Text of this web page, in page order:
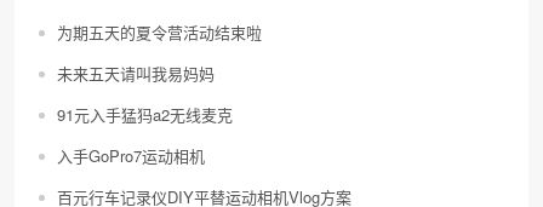
为期五天的夏令营活动结束啦
未来五天请叫我易妈妈
91元入手猛犸a2无线麦克
入手GoPro7运动相机
百元行车记录仪DIY平替运动相机Vlog方案